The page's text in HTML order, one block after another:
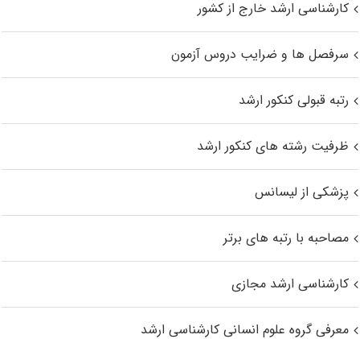
کارشناسی ارشد خارج از کشور
سرفصل ها و ضرایب دروس آزمون
رتبه قبولی کنکور ارشد
ظرفیت رشته های کنکور ارشد
پزشکی از لیسانس
مصاحبه با رتبه های برتر
کارشناسی ارشد مجازی
معرفی گروه علوم انسانی کارشناسی ارشد